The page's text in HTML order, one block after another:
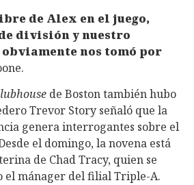
de Alex en el juego,
división y nuestro
nos tomó por
de Boston también hubo
Trevor Story señaló que la
genera interrogantes sobre el
el domingo, la novena está
de Chad Tracy, quien se
el mánager del filial Triple-A.